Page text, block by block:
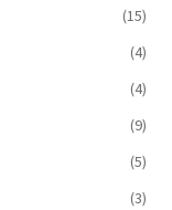
(15)
(4)
(4)
(9)
(5)
(3)